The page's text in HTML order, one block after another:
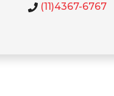
(11)4367-6767